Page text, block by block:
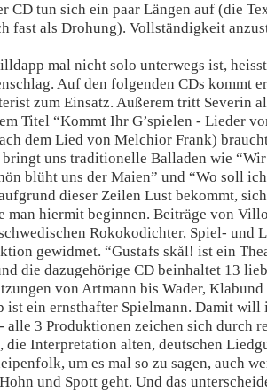
CD tun sich ein paar Längen auf (die
fast als Drohung). Vollständigkeit
mal nicht solo unterwegs ist,
Auf den folgenden CDs kommt
zum Einsatz. Außerem tritt Severin
Titel “Kommt Ihr G’spielen - Lieder
dem Lied von Melchior Frank)
bringt uns traditionelle Balladen wie
blüht uns der Maien” und “Wo soll
dieser Zeilen Lust bekommt,
man hiermit beginnen. Beiträge von
Rokokodichter, Spiel- und
gewidmet. “Gustafs skål! ist ein
die dazugehörige CD beinhaltet 13
von Artmann bis Wader,
ein ernsthafter Spielmann. Damit will
alle 3 Produktionen zeichen sich durch
die Interpretation alten, deutschen
um es mal so zu sagen, auch
und Spott geht. Und das